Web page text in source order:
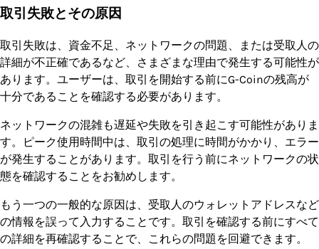
取引失敗とその原因
取引失敗は、資金不足、ネットワークの問題、または受取人の
詳細が不正確であるなど、さまざまな理由で発生する可能性が
あります。ユーザーは、取引を開始する前にG-Coinの残高が
十分であることを確認する必要があります。
ネットワークの混雑も遅延や失敗を引き起こす可能性がありま
す。ピーク使用時間中は、取引の処理に時間がかかり、エラー
が発生することがあります。取引を行う前にネットワークの状
態を確認することをお勧めします。
もう一つの一般的な原因は、受取人のウォレットアドレスなど
の情報を誤って入力することです。取引を確認する前にすべて
の詳細を再確認することで、これらの問題を回避できます。